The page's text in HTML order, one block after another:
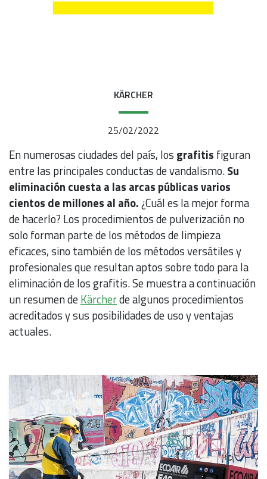
KÄRCHER
25/02/2022
En numerosas ciudades del país, los grafitis figuran
entre las principales conductas de vandalismo.Su
eliminación cuesta a las arcas públicas varios
cientos de millones al año.¿Cuál es la mejor forma
de hacerlo? Los procedimientos de pulverización no
solo forman parte de los métodos de limpieza
eficaces, sino también de los métodos versátiles y
profesionales que resultan aptos sobre todo para la
eliminación de los grafitis. Se muestra a continuación
un resumen deKärcherde algunos procedimientos
acreditados y sus posibilidades de uso y ventajas
actuales.